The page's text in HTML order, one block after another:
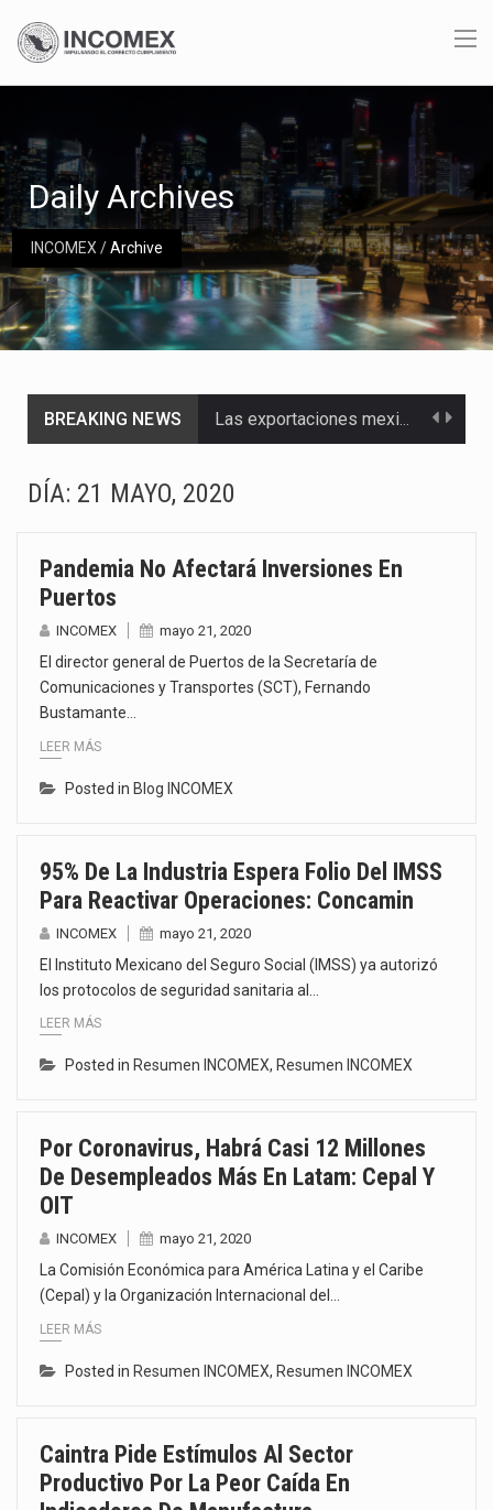
INCOMEX/Archive
Daily Archives
BREAKING NEWS Las exportaciones mexicanas de vehículos ligeros disminuyeron 9.67 % en julio a tasa anual, alcanzando…
Solo el 17.8 % de las empresas en México se considera totalmente preparada para la…
El Departamento de Agricultura de Estados Unidos (USDA) suspendió el 5 de agosto de 2026…
DÍA: 21 MAYO, 2020
Pandemia No Afectará Inversiones En
Puertos
INCOMEX mayo 21, 2020
El director general de Puertos de la Secretaría de
Comunicaciones y Transportes (SCT), Fernando
Bustamante…
LEER MÁS
Posted in Blog INCOMEX
95% De La Industria Espera Folio Del IMSS
Para Reactivar Operaciones: Concamin
INCOMEX mayo 21, 2020
El Instituto Mexicano del Seguro Social (IMSS) ya autorizó
los protocolos de seguridad sanitaria al…
LEER MÁS
Posted in Resumen INCOMEX, Resumen INCOMEX
Por Coronavirus, Habrá Casi 12 Millones
De Desempleados Más En Latam: Cepal Y
OIT
INCOMEX mayo 21, 2020
La Comisión Económica para América Latina y el Caribe
(Cepal) y la Organización Internacional del…
LEER MÁS
Posted in Resumen INCOMEX, Resumen INCOMEX
Caintra Pide Estímulos Al Sector
Productivo Por La Peor Caída En